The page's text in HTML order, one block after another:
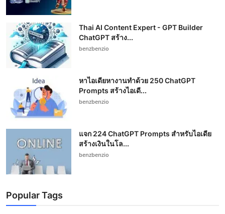
Thai AI Content Expert - GPT Builder
ChatGPT สร้าง...
benzbenzio
หาไอเดียหางานทำด้วย 250 ChatGPT
Prompts สร้างไอเดี...
benzbenzio
แจก 224 ChatGPT Prompts สำหรับไอเดีย
สร้างเงินในโล...
benzbenzio
Popular Tags